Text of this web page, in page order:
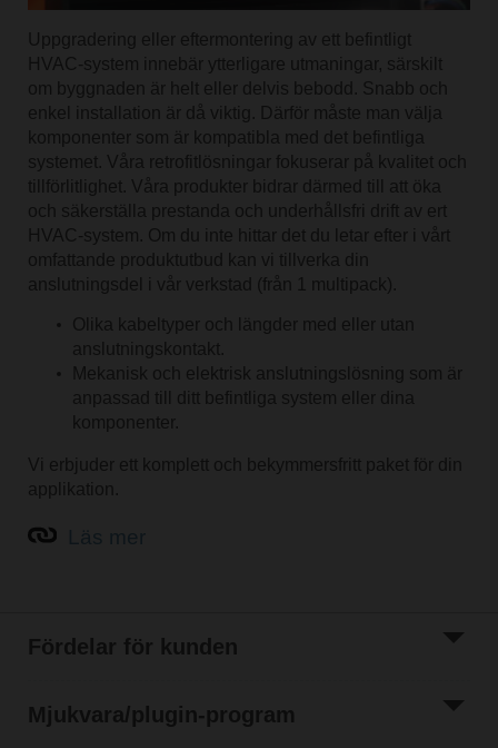
Skicka förfrågan om support
Uppgradering eller eftermontering av ett befintligt
HVAC-system innebär ytterligare utmaningar, särskilt
om byggnaden är helt eller delvis bebodd. Snabb och
enkel installation är då viktig. Därför måste man välja
komponenter som är kompatibla med det befintliga
systemet. Våra retrofitlösningar fokuserar på kvalitet och
tillförlitlighet. Våra produkter bidrar därmed till att öka
och säkerställa prestanda och underhållsfri drift av ert
HVAC-system. Om du inte hittar det du letar efter i vårt
omfattande produktutbud kan vi tillverka din
anslutningsdel i vår verkstad (från 1 multipack).
Olika kabeltyper och längder med eller utan
anslutningskontakt.
Mekanisk och elektrisk anslutningslösning som är
anpassad till ditt befintliga system eller dina
komponenter.
Vi erbjuder ett komplett och bekymmersfritt paket för din
applikation.
Fördelar för kunden
Mjukvara/plugin-program